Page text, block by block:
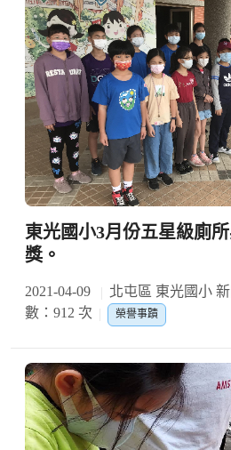
東光國小3月份五星級廁
獎。
2021-04-09 北屯區 東光國小
數：912 次
榮譽事蹟